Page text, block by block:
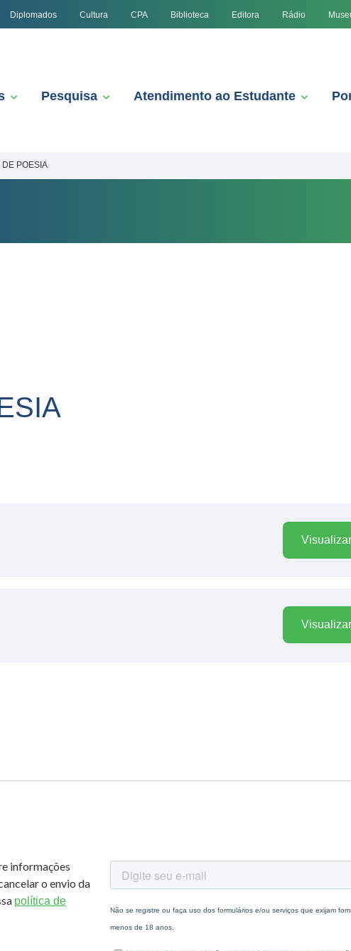
Diplomados Cultura CPA Biblioteca Editora Rádio
Pesquisa Atendimento ao Estudante
DE POESIA
Visualizar
Visualizar
informações
o envio da
política de